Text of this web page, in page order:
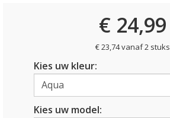
€ 24,99
€ 23,74 vanaf 2 stuks
Kies uw kleur:
Kies uw model: